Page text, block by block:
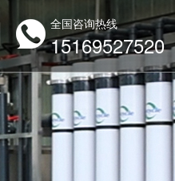
全国咨询热线
15169527520